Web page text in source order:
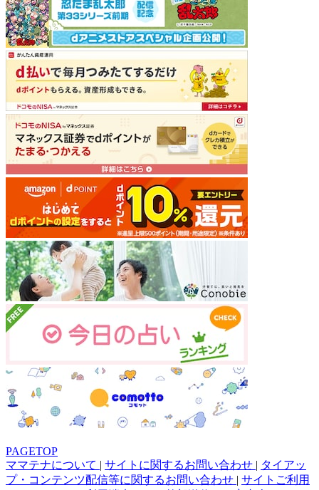
PAGETOP
ママテナについて | サイトに関するお問い合わせ | タイアッ
プ・コンテンツ配信等に関するお問い合わせ | サイトご利用